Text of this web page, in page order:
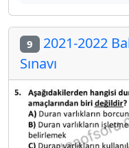
9 2021-2022
Sınavı